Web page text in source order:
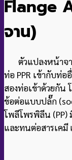
Flange
จาน)
ตัวแปลงหน้าจ
ท่อ PPR เข้ากับท่
สองท่อเข้าด้วยกั
ข้อต่อแบบปลั๊ก
โพลีโพรพิลีน
และทนต่อสารเคมี